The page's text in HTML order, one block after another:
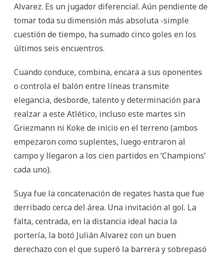
Alvarez. Es un jugador diferencial. Aún pendiente de
tomar toda su dimensión más absoluta -simple
cuestión de tiempo, ha sumado cinco goles en los
últimos seis encuentros.
Cuando conduce, combina, encara a sus oponentes
o controla el balón entre líneas transmite
elegancia, desborde, talento y determinación para
realzar a este Atlético, incluso este martes sin
Griezmann ni Koke de inicio en el terreno (ambos
empezaron como suplentes, luego entraron al
campo y llegaron a los cien partidos en ‘Champions’
cada uno).
Suya fue la concatenación de regates hasta que fue
derribado cerca del área. Una invitación al gol. La
falta, centrada, en la distancia ideal hacia la
portería, la botó Julián Alvarez con un buen
derechazo con el que superó la barrera y sobrepasó